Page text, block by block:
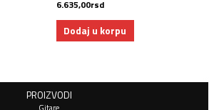
6.635,00rsd
Dodaj u korpu
PROIZVODI